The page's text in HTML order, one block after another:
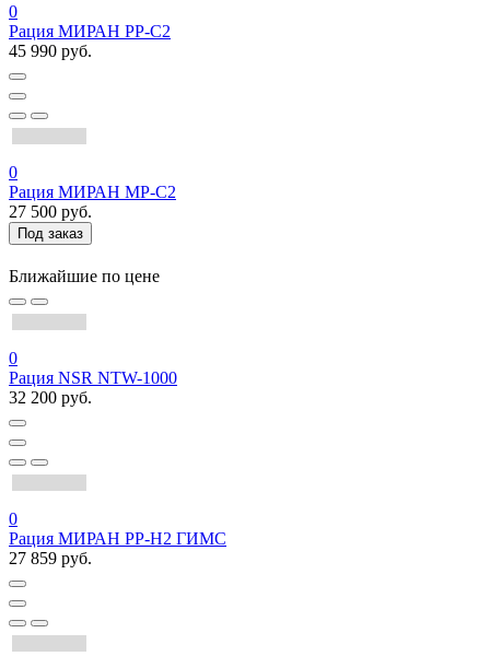
0
Рация МИРАН РР-С2
45 990 руб.
0
Рация МИРАН МР-С2
27 500 руб.
Под заказ
Ближайшие по цене
0
Рация NSR NTW-1000
32 200 руб.
0
Рация МИРАН РР-Н2 ГИМС
27 859 руб.